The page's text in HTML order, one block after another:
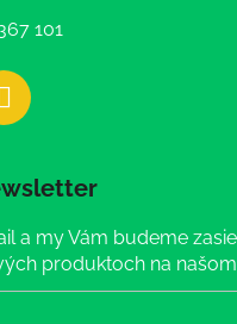
101
a my Vám budeme
produktoch na